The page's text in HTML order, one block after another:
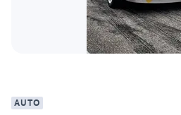
AUTO